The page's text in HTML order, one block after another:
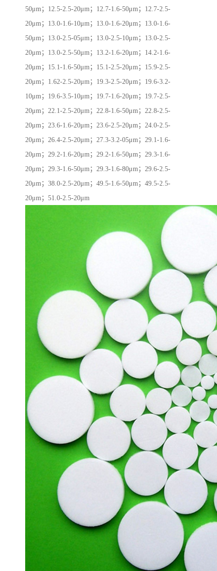
50μm；12.5-2.5-20μm；12.7-1.6-50μm；12.7-2.5-
20μm；13.0-1.6-10μm；13.0-1.6-20μm；13.0-1.6-
50μm；13.0-2.5-05μm；13.0-2.5-10μm；13.0-2.5-
20μm；13.0-2.5-50μm；13.2-1.6-20μm；14.2-1.6-
20μm；15.1-1.6-50μm；15.1-2.5-20μm；15.9-2.5-
20μm；1.62-2.5-20μm；19.3-2.5-20μm；19.6-3.2-
10μm；19.6-3.5-10μm；19.7-1.6-20μm；19.7-2.5-
20μm；22.1-2.5-20μm；22.8-1.6-50μm；22.8-2.5-
20μm；23.6-1.6-20μm；23.6-2.5-20μm；24.0-2.5-
20μm；26.4-2.5-20μm；27.3-3.2-05μm；29.1-1.6-
20μm；29.2-1.6-20μm；29.2-1.6-50μm；29.3-1.6-
20μm；29.3-1.6-50μm；29.3-1.6-80μm；29.6-2.5-
20μm；38.0-2.5-20μm；49.5-1.6-50μm；49.5-2.5-
20μm；51.0-2.5-20μm